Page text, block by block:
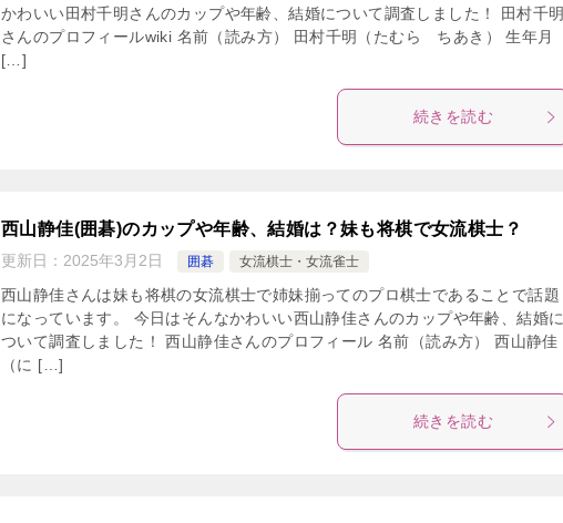
かわいい田村千明さんのカップや年齢、結婚について調査しました！ 田村千明
さんのプロフィールwiki 名前（読み方） 田村千明（たむら ちあき） 生年月
[…]
続きを読む
西山静佳(囲碁)のカップや年齢、結婚は？妹も将棋で女流棋士？
更新日： 2025年3月2日 囲碁 女流棋士・女流雀士
西山静佳さんは妹も将棋の女流棋士で姉妹揃ってのプロ棋士であることで話題
になっています。 今日はそんなかわいい西山静佳さんのカップや年齢、結婚に
ついて調査しました！ 西山静佳さんのプロフィール 名前（読み方） 西山静佳
（に […]
続きを読む